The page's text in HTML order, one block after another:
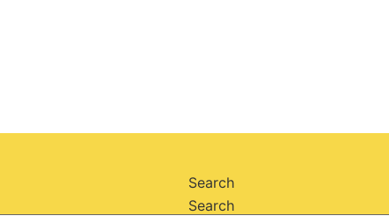
Search
Search